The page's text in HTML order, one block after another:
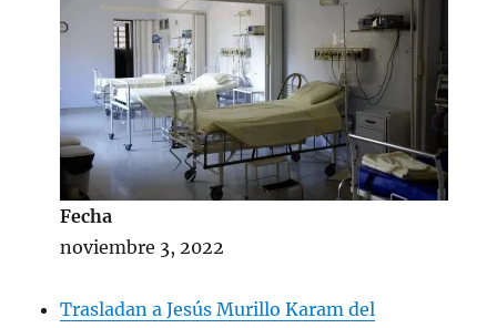
Fecha
noviembre 3, 2022
Trasladan a Jesús Murillo Karam del